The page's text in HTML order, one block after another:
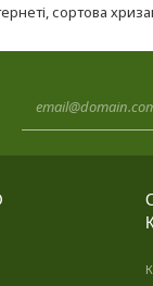
,сортова